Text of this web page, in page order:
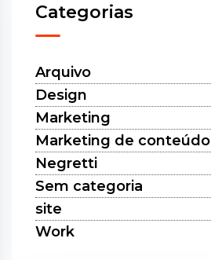
Categorias
Arquivo
Design
Marketing
Marketing de conteúdo
Negretti
Sem categoria
site
Work